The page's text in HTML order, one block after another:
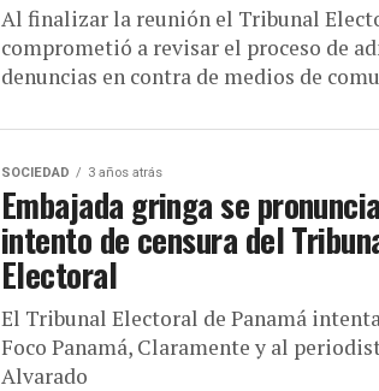
Al finalizar la reunión el Tribunal
comprometió a revisar el proceso de
denuncias en contra de medios de
SOCIEDAD 3 años atrás
Embajada gringa se
intento de censura del
Electoral
El Tribunal Electoral de Panamá
Foco Panamá, Claramente y al
Alvarado